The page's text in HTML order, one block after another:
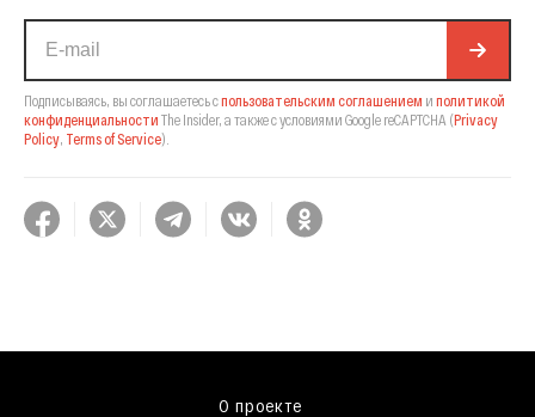
Подписываясь, вы соглашаетесь спользовательским соглашением и политикой
конфиденциальности The Insider, а также с условиями Google reCAPTCHA (Privacy
Policy, Terms of Service).
О проекте